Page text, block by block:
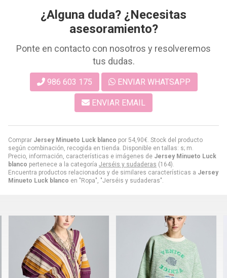
Comprar Jersey Minueto Luck blanco por 54,90€. Stock del producto
según combinación, recogida en tienda. Disponible en tallas: s; m.
Precio, información, características e imágenes de Jersey Minueto Luck
blanco pertenece a la categoría Jerséis y sudaderas (164).
Encuentra productos relacionados y de similares características a Jersey
Minueto Luck blanco en "Ropa", "Jerséis y sudaderas".
¿Alguna duda? ¿Necesitas
asesoramiento?
Ponte en contacto con nosotros y resolveremos
tus dudas.
986 603 175 ENVIAR WHATSAPP
ENVIAR EMAIL